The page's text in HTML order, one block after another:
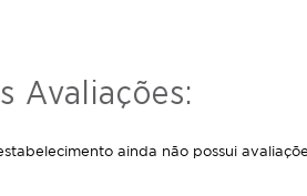
Avaliações:
ainda não possui